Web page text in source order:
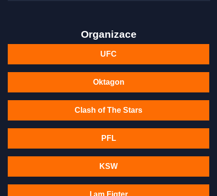
Organizace
UFC
Oktagon
Clash of The Stars
PFL
KSW